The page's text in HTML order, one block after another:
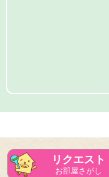
リクエスト
お部屋さがし